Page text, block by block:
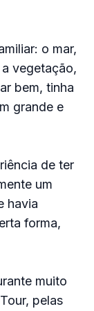
o mar,
vegetação,
bem, tinha
grande e
de ter
um
havia
forma,
muito
pelas